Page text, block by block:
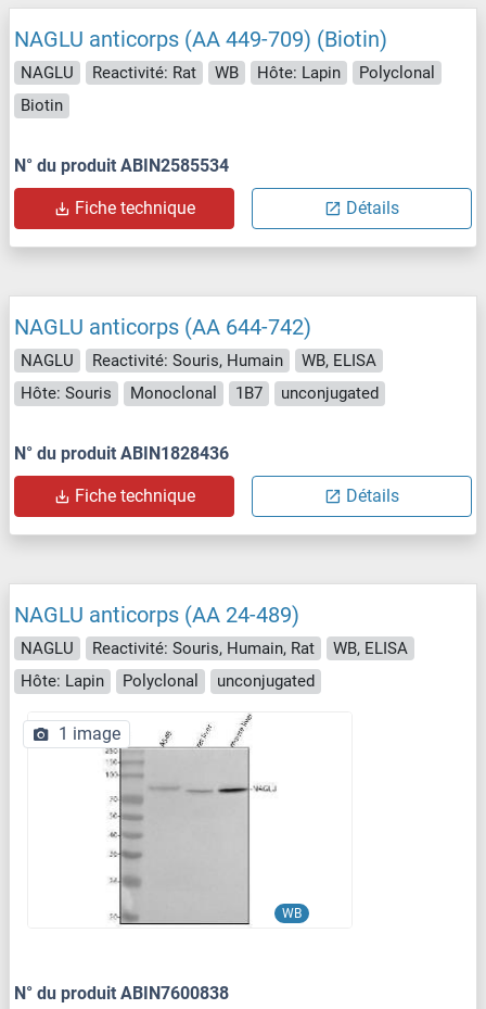
NAGLU anticorps (AA 449-709) (Biotin)
NAGLU Reactivité: Rat WB Hôte: Lapin
Polyclonal
Biotin
N° du produit ABIN2585534
Fiche technique Détails
NAGLU anticorps (AA 644-742)
NAGLU Reactivité: Souris, Humain
WB, ELISA
Hôte: Souris
Monoclonal 1B7 unconjugated
N° du produit ABIN1828436
Fiche technique Détails
NAGLU anticorps (AA 24-489)
NAGLU Reactivité: Souris, Humain, Rat
WB, ELISA
Hôte: Lapin
Polyclonal unconjugated
WB
1 image
N° du produit ABIN7600838